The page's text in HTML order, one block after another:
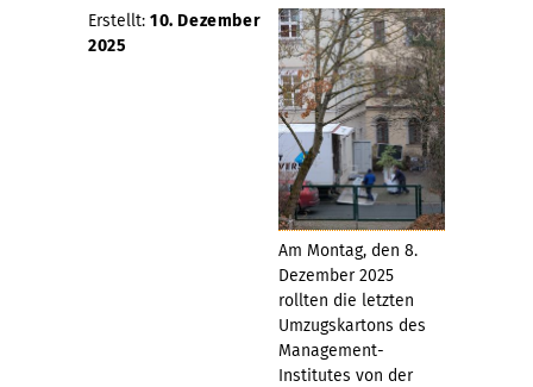
Am Montag, den 8.
Dezember 2025
rollten die letzten
Umzugskartons des
Management-
Institutes von der
Erstellt: 10. Dezember
2025